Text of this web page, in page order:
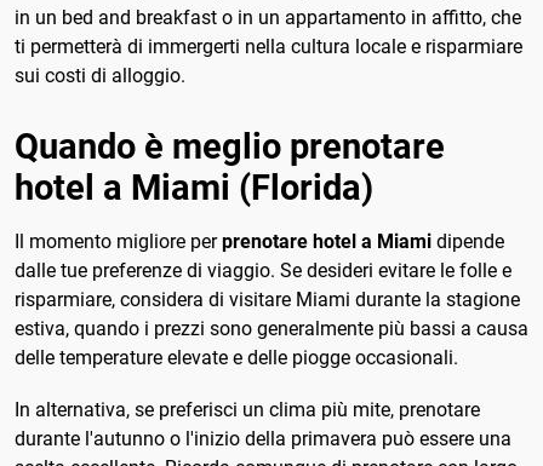
in un bed and breakfast o in un appartamento in affitto, che
ti permetterà di immergerti nella cultura locale e risparmiare
sui costi di alloggio.
Quando è meglio prenotare
hotel a Miami (Florida)
Il momento migliore perprenotare hotel a Miami dipende
dalle tue preferenze di viaggio. Se desideri evitare le folle e
risparmiare, considera di visitare Miami durante la stagione
estiva, quando i prezzi sono generalmente più bassi a causa
delle temperature elevate e delle piogge occasionali.
In alternativa, se preferisci un clima più mite, prenotare
durante l'autunno o l'inizio della primavera può essere una